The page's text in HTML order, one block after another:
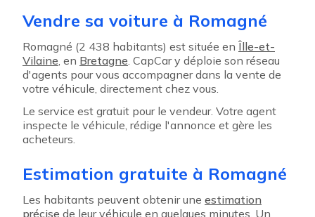
Vendre sa voiture à Romagné
Romagné (2 438 habitants) est située en Îlle-et-
Vilaine, en Bretagne. CapCar y déploie son réseau
d'agents pour vous accompagner dans la vente de
votre véhicule, directement chez vous.
Le service est gratuit pour le vendeur. Votre agent
inspecte le véhicule, rédige l'annonce et gère les
acheteurs.
Estimation gratuite à Romagné
Les habitants peuvent obtenir une estimation
précise de leur véhicule en quelques minutes. Un